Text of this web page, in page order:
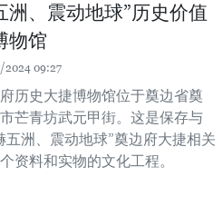
洲、震动地球”历史价值
物馆
2024 09:27
历史大捷博物馆位于奠边省奠
芒青坊武元甲街。这是保存与
五洲、震动地球”奠边府大捷相关
资料和实物的文化工程。